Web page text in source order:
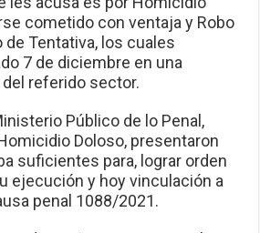
cometido con ventaja y Robo
de Tentativa, los cuales
7 de diciembre en una
referido sector.
Público de lo Penal,
Doloso, presentaron
suficientes para, lograr orden
ejecución y hoy vinculación a
penal 1088/2021.